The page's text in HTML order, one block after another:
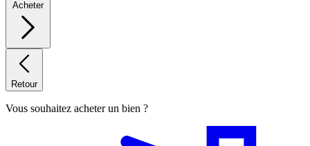
Acheter
Retour
Vous souhaitez acheter un bien ?